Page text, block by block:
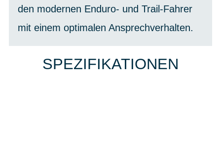
den modernen Enduro- und Trail-Fahrer
mit einem optimalen Ansprechverhalten.
SPEZIFIKATIONEN